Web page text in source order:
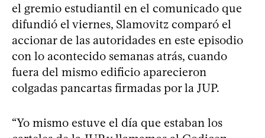
el gremio estudiantil en el comunicado que
difundió el viernes, Slamovitz comparó el
accionar de las autoridades en este episodio
con lo acontecido semanas atrás, cuando
fuera del mismo edificio aparecieron
colgadas pancartas firmadas por la JUP.
“Yo mismo estuve el día que estaban los